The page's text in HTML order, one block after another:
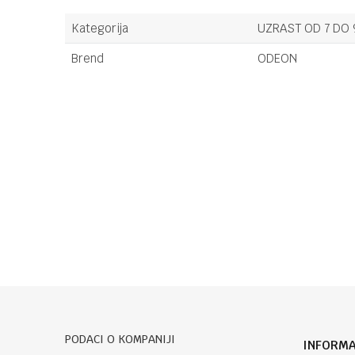
Kategorija
UZRAST OD 7 DO
Brend
ODEON
PODACI O KOMPANIJI